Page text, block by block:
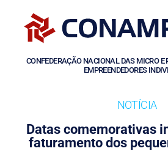
CONFEDERAÇÃO NACIONAL DAS MICRO E
EMPREENDEDORES
NOTÍCIA
Datas comemorativas
faturamento dos